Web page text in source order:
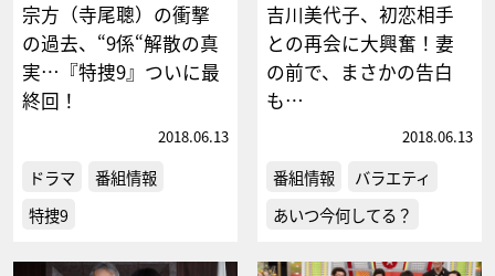
宗方（寺尾聰）の衝撃
の過去、“9係“解散の真
実…『特捜9』ついに最
終回！
2018.06.13
ドラマ
番組情報
特捜9
吉川美代子、初恋相手
との再会に大興奮！妻
の前で、まさかの告白
も…
2018.06.13
番組情報
バラエティ
あいつ今何してる？